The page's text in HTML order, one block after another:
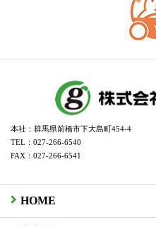
本社：群馬県前橋市下大島町454-4
TEL：027-266-6540
FAX：027-266-6541
HOME